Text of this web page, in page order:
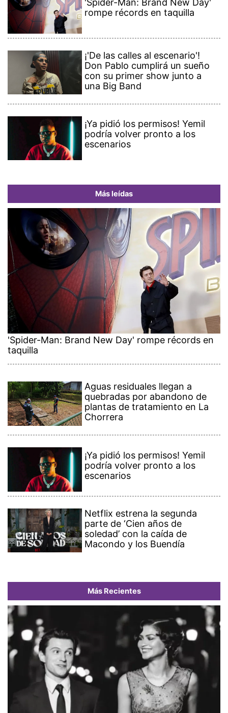
'Spider-Man: Brand New Day'
rompe récords en taquilla
¡'De las calles al escenario'!
Don Pablo cumplirá un sueño
con su primer show junto a
una Big Band
¡Ya pidió los permisos! Yemil
podría volver pronto a los
escenarios
Más leídas
'Spider-Man: Brand New Day' rompe récords en
taquilla
Aguas residuales llegan a
quebradas por abandono de
plantas de tratamiento en La
Chorrera
¡Ya pidió los permisos! Yemil
podría volver pronto a los
escenarios
Netflix estrena la segunda
parte de ‘Cien años de
soledad’ con la caída de
Macondo y los Buendía
Más Recientes